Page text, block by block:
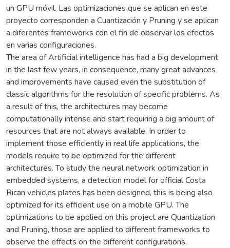
un GPU móvil. Las optimizaciones que se aplican en este
proyecto corresponden a Cuantización y Pruning y se aplican
a diferentes frameworks con el fin de observar los efectos
en varias configuraciones.
The area of Artificial intelligence has had a big development
in the last few years, in consequence, many great advances
and improvements have caused even the substitution of
classic algorithms for the resolution of specific problems. As
a result of this, the architectures may become
computationally intense and start requiring a big amount of
resources that are not always available. In order to
implement those efficiently in real life applications, the
models require to be optimized for the different
architectures. To study the neural network optimization in
embedded systems, a detection model for official Costa
Rican vehicles plates has been designed, this is being also
optimized for its efficient use on a mobile GPU. The
optimizations to be applied on this project are Quantization
and Pruning, those are applied to different frameworks to
observe the effects on the different configurations.